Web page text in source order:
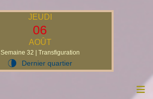
JEUDI
06
AOÛT
Semaine 32 | Transfiguration
U Dernier quartier
≡